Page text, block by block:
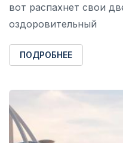
вот распахнет свои
оздоровительный
ПОДРОБНЕЕ